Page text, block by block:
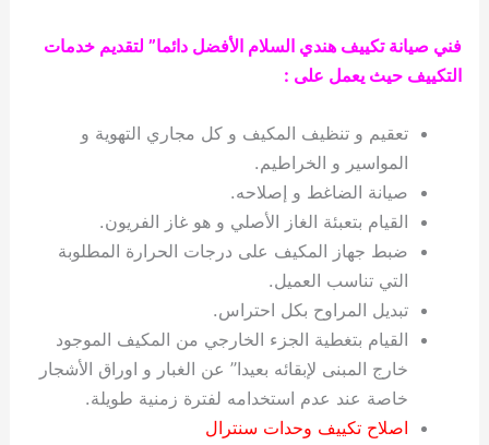
فني صيانة تكييف هندي السلام الأفضل دائما” لتقديم خدمات
التكييف حيث يعمل على :
تعقيم و تنظيف المكيف و كل مجاري التهوية و
المواسير و الخراطيم.
صيانة الضاغط و إصلاحه.
القيام بتعبئة الغاز الأصلي و هو غاز الفريون.
ضبط جهاز المكيف على درجات الحرارة المطلوبة
التي تناسب العميل.
تبديل المراوح بكل احتراس.
القيام بتغطية الجزء الخارجي من المكيف الموجود
خارج المبنى لإبقائه بعيدا” عن الغبار و اوراق الأشجار
خاصة عند عدم استخدامه لفترة زمنية طويلة.
اصلاح تكييف وحدات سنترال